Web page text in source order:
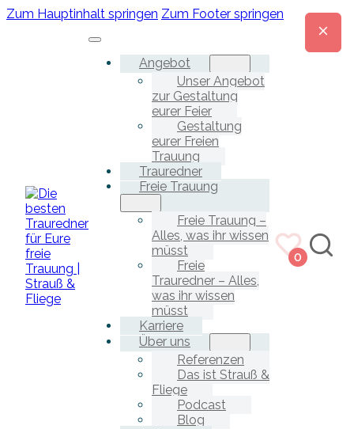
Zum Hauptinhalt springen Zum Footer springen
Angebot
Unser Angebot
zur Gestaltung
eurer Feier
Gestaltung
eurer Freien
Trauung
Trauredner
Freie Trauung
Freie Trauung –
Alles, was ihr wissen
müsst
Freie
Trauredner – Alles,
was ihr wissen
müsst
Karriere
Über uns
Referenzen
Das ist Strauß &
Fliege
Podcast
Blog
0